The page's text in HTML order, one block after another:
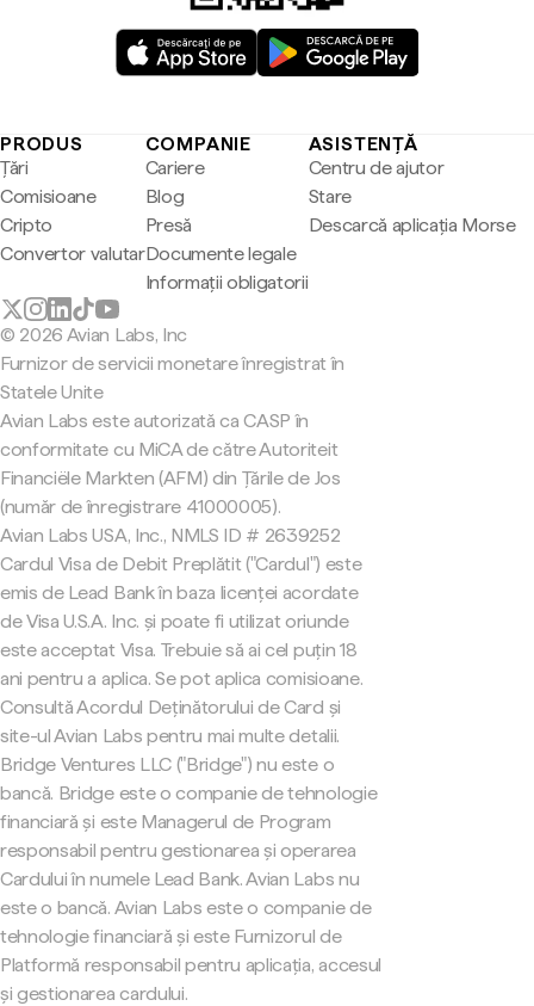
PRODUS
Țări
Comisioane
Cripto
Convertor valutar
COMPANIE
Cariere
Blog
Presă
Documente legale
Informații obligatorii
ASISTENȚĂ
Centru de ajutor
Stare
Descarcă aplicația Morse
© 2026 Avian Labs, Inc
Furnizor de servicii monetare înregistrat în
Statele Unite
Avian Labs este autorizată ca CASP în
conformitate cu MiCA de către Autoriteit
Financiële Markten (AFM) din Țările de Jos
(număr de înregistrare 41000005).
Avian Labs USA, Inc., NMLS ID # 2639252
Cardul Visa de Debit Preplătit ("Cardul") este
emis de Lead Bank în baza licenței acordate
de Visa U.S.A. Inc. și poate fi utilizat oriunde
este acceptat Visa. Trebuie să ai cel puțin 18
ani pentru a aplica. Se pot aplica comisioane.
Consultă Acordul Deținătorului de Card și
site-ul Avian Labs pentru mai multe detalii.
Bridge Ventures LLC ("Bridge") nu este o
bancă. Bridge este o companie de tehnologie
financiară și este Managerul de Program
responsabil pentru gestionarea și operarea
Cardului în numele Lead Bank. Avian Labs nu
este o bancă. Avian Labs este o companie de
tehnologie financiară și este Furnizorul de
Platformă responsabil pentru aplicația, accesul
și gestionarea cardului.